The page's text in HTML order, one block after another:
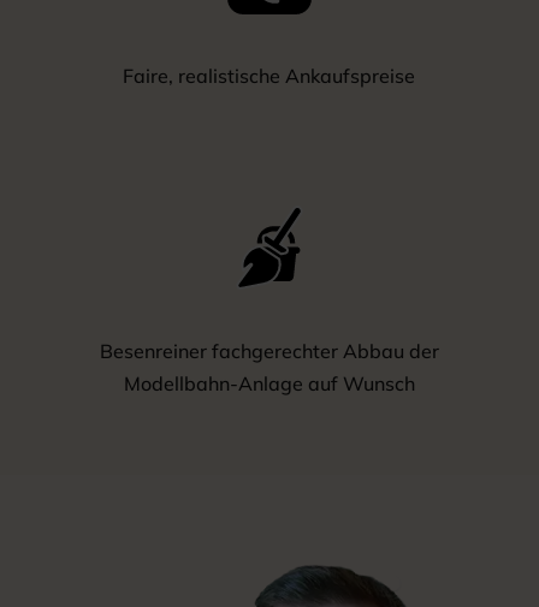
Faire, realistische Ankaufspreise
Besenreiner fachgerechter Abbau der
Modellbahn-Anlage auf Wunsch